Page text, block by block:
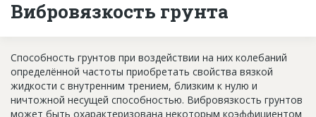
О проекте
База строящихся объектов
Инвестпроекты
Глоссарий
Вибровязкость грунта
Способность грунтов при воздействии на них колебаний
определённой частоты приобретать свойства вязкой
жидкости с внутренним трением, близким к нулю и
ничтожной несущей способностью. Вибровязкость грунтов
может быть охарактеризована некоторым коэффициентом